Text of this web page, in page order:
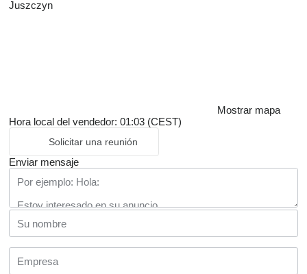
Juszczyn
Mostrar mapa
Hora local del vendedor: 01:03 (CEST)
Solicitar una reunión
Enviar mensaje